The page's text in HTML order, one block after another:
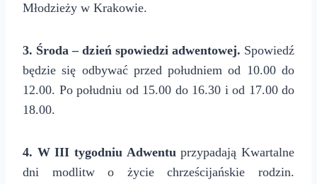
Młodzieży w Krakowie.
3. Środa – dzień spowiedzi adwentowej. Spowiedź
będzie się odbywać przed południem od 10.00 do
12.00. Po południu od 15.00 do 16.30 i od 17.00 do
18.00.
4. W III tygodniu Adwentuprzypadają Kwartalne
dni modlitw o życie chrześcijańskie rodzin.